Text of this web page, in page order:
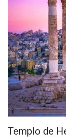
Templo de